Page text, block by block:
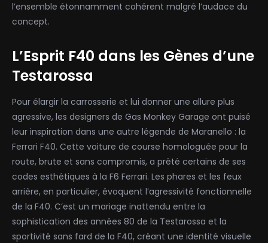
l’ensemble étonnamment cohérent malgré l’audace du
concept.
L’Esprit F40 dans les Gènes d’une
Testarossa
Pour élargir la carrosserie et lui donner une allure plus
agressive, les designers de Gas Monkey Garage ont puisé
leur inspiration dans une autre légende de Maranello : la
Ferrari F40. Cette voiture de course homologuée pour la
route, brute et sans compromis, a prêté certains de ses
codes esthétiques à la F6 Ferrari. Les phares et les feux
arrière, en particulier, évoquent l’agressivité fonctionnelle
de la F40. C’est un mariage inattendu entre la
sophistication des années 80 de la Testarossa et la
sportivité sans fard de la F40, créant une identité visuelle